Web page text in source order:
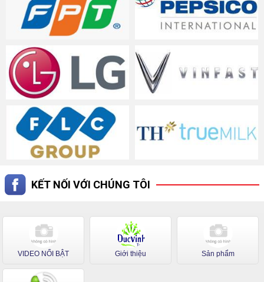
KẾT NỐI VỚI CHÚNG TÔI
VIDEO NỔI BẬT Giới thiệu Sản phẩm